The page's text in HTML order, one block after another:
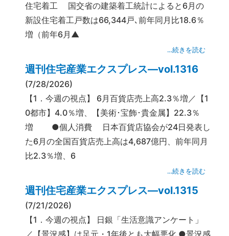
住宅着工 国交省の建築着工統計によると6月の
新設住宅着工戸数は66,344戸､前年同月比18.6％
増（前年6月▲
…続きを読む
週刊住宅産業エクスプレス―vol.1316
(7/28/2026)
【1．今週の視点】 6月百貨店売上高2.3％増／【1
0都市】4.0％増、【美術･宝飾･貴金属】22.3％
増 ●個人消費 日本百貨店協会が24日発表し
た6月の全国百貨店売上高は4,687億円、前年同月
比2.3％増、6
…続きを読む
週刊住宅産業エクスプレス―vol.1315
(7/21/2026)
【1．今週の視点】 日銀「生活意識アンケート」